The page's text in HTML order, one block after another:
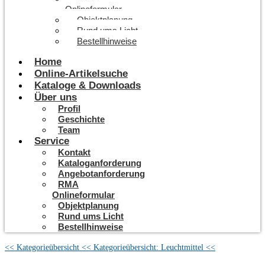
Onlineformular
Objektplanung
Rund ums Licht
Bestellhinweise
Home
Online-Artikelsuche
Kataloge & Downloads
Über uns
Profil
Geschichte
Team
Service
Kontakt
Kataloganforderung
Angebotanforderung
RMA
Onlineformular
Objektplanung
Rund ums Licht
Bestellhinweise
<< Kategorieübersicht << Kategorieübersicht: Leuchtmittel <<